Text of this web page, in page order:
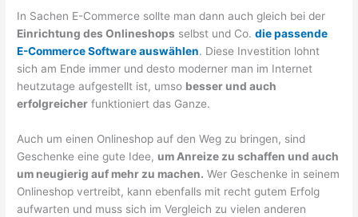
In Sachen E-Commerce sollte man dann auch gleich bei der
Einrichtung des Onlineshops selbst und Co.die passende
E-Commerce Software auswählen. Diese Investition lohnt
sich am Ende immer und desto moderner man im Internet
heutzutage aufgestellt ist, umso besser und auch
erfolgreicher funktioniert das Ganze.
Auch um einen Onlineshop auf den Weg zu bringen, sind
Geschenke eine gute Idee, um Anreize zu schaffen und auch
um neugierig auf mehr zu machen. Wer Geschenke in seinem
Onlineshop vertreibt, kann ebenfalls mit recht gutem Erfolg
aufwarten und muss sich im Vergleich zu vielen anderen